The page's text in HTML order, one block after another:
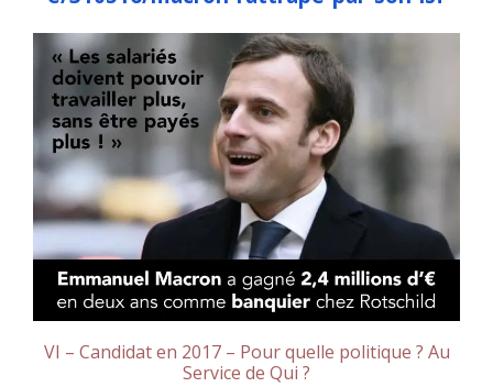
VI – Candidat en 2017 – Pour quelle politique ? Au
Service de Qui ?